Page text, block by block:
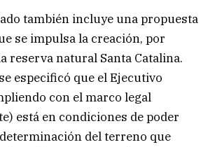
también incluye una propuesta
se impulsa la creación, por
reserva natural Santa Catalina.
especificó que el Ejecutivo
con el marco legal
está en condiciones de poder
del terreno que